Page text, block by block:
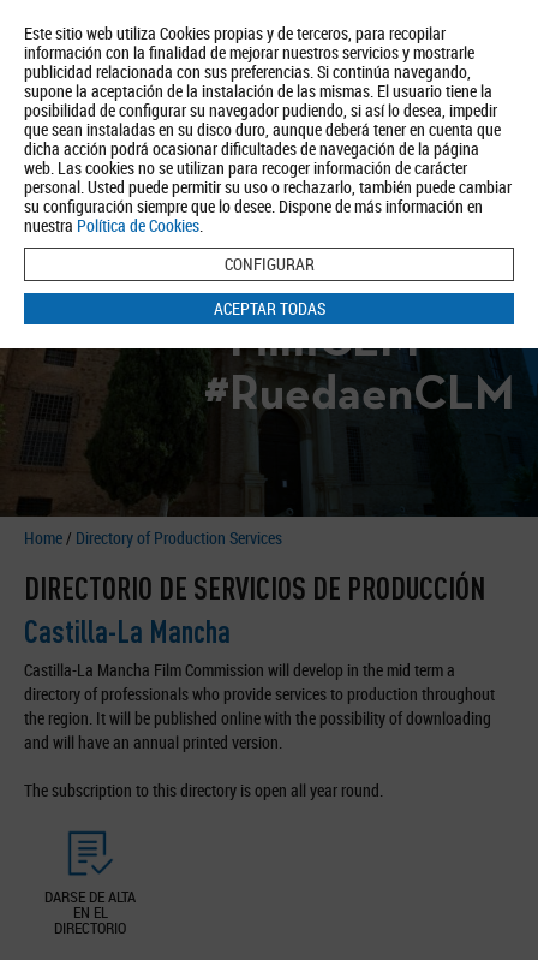
Este sitio web utiliza Cookies propias y de terceros, para recopilar
información con la finalidad de mejorar nuestros servicios y mostrarle
publicidad relacionada con sus preferencias. Si continúa navegando,
supone la aceptación de la instalación de las mismas. El usuario tiene la
posibilidad de configurar su navegador pudiendo, si así lo desea, impedir
que sean instaladas en su disco duro, aunque deberá tener en cuenta que
dicha acción podrá ocasionar dificultades de navegación de la página
web. Las cookies no se utilizan para recoger información de carácter
personal. Usted puede permitir su uso o rechazarlo, también puede cambiar
su configuración siempre que lo desee. Dispone de más información en
nuestra Política de Cookies.
CONFIGURAR
ACEPTAR TODAS
About us Tourism Política de Privacidad Aviso Legal Política de Cookies
BUSCAR
#FilmCLM
#RuedaenCLM
Home/ Directory of Production Services
DIRECTORIO DE SERVICIOS DE PRODUCCIÓN
Castilla-La Mancha
Castilla-La Mancha Film Commission will develop in the mid term a
directory of professionals who provide services to production throughout
the region. It will be published online with the possibility of downloading
and will have an annual printed version.
The subscription to this directory is open all year round.
DARSE DE ALTA
EN EL
DIRECTORIO